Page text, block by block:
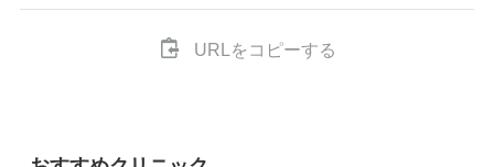
URLをコピーする